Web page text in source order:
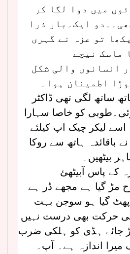
میں دوا لگا کر
ایک۔بار ذرا
تو عزہ نے گہری
ماسک نیچے
انسانوں والی شکل
اطمینان ہوا۔
ساتھ لگی تھی ڈاکٹر
کو خاصا سہارا
لیکر چیک اپ کیلئے
باقائدہ ہاتھ سے روکا
بیٹھیں۔
کے پاس آبیٹھئ
مڑ گیا ہے مجھے ڈر ہے
گیا ہو سوجن بہت
کی حرکت بھی درست نہیں
پڑ جائے ہڈی کو ہلکی ضرب
اندازہ ہے۔ آپ۔